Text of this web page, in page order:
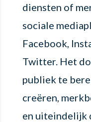
diensten of
sociale
Facebook,
Twitter. Het
publiek te
creëren,
en uiteindelijk